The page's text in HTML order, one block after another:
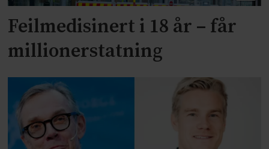
Feilmedisinert i 18 år – får
millionerstatning